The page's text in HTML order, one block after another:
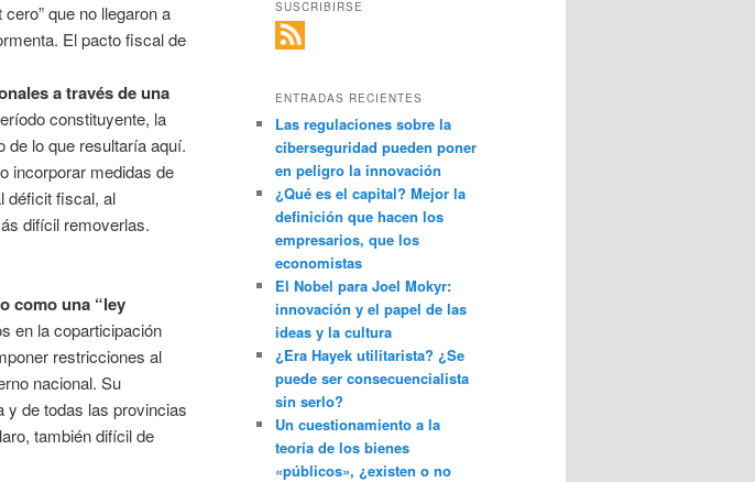
que no llegaron a
El pacto fiscal de
a través de una
constituyente, la
de lo que resultaría aquí.
incorporar medidas de
déficit fiscal, al
difícil removerlas.
como una “ley
en la coparticipación
restricciones al
nacional. Su
y de todas las provincias
también difícil de
SUSCRIBIRSE
ENTRADAS RECIENTES
Las regulaciones sobre la
ciberseguridad pueden poner
en peligro la innovación
¿Qué es el capital? Mejor la
definición que hacen los
empresarios, que los
economistas
El Nobel para Joel Mokyr:
innovación y el papel de las
ideas y la cultura
¿Era Hayek utilitarista? ¿Se
puede ser consecuencialista
sin serlo?
Un cuestionamiento a la
teoría de los bienes
«públicos», ¿existen o no